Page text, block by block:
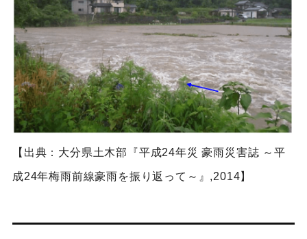
【出典：大分県土木部『平成24年災 豪雨災害誌 ～平
成24年梅雨前線豪雨を振り返って～』,2014】